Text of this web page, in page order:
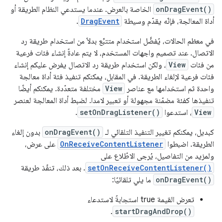
onDragEvent() الخاصة بالعرض. عندما يستدعي النظام الطريقة أو
أداة المعالجة، فإنّه يقدّم وسيطة DragEvent
.
في معظم الحالات، يُفضَّل استخدام متتبِّع بدلاً من استخدام طريقة رد
الاتصال. عند تصميم واجهات المستخدم، لا يتم عادةً إنشاء فئات فرعية
من فئات View ، ولكن استخدام طريقة رد الاتصال يفرض عليكم إنشاء
فئات فرعية لإلغاء الطريقة. في المقابل، يمكنكم تنفيذ فئة أداة معالجة
واحدة ثم استخدامها مع عناصر
View مختلفة متعدّدة. يمكنكم أيضًا
تنفيذها كفئة مضمّنة مجهولة أو تعبير لامدا. لضبط أداة المعالجة لعنصر
View ، استدعوا setOnDragListener()
.
كبديل، يمكنكم تغيير التنفيذ التلقائي لـ onDragEvent() بدون إلغاء
الطريقة. اضبطوا OnReceiveContentListener على عرض،
ولمزيد من التفاصيل، يُرجى الاطّلاع على
setOnReceiveContentListener() . بعد ذلك، تنفّذ طريقة
onDragEvent() ما يلي تلقائيًا:
تعرض القيمة true استجابةً لاستدعاء
startDragAndDrop()
.